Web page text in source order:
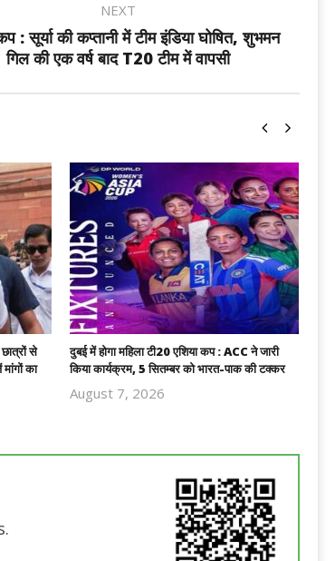
NEXT
: सूर्या की कप्तानी में टीम इंडिया घोषित, शुभमन
गिल की एक वर्ष बाद T20 टीम में वापसी
से
का
दुबई में होगा महिला टी20 एशिया कप : ACC ने जारी
किया कार्यक्रम, 5 सितम्बर को भारत-पाक की टक्कर
August 7, 2026